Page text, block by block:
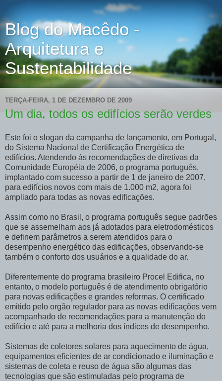
Blog do Macêdo -
Arquitetura e
Sustentabilidade
TERÇA-FEIRA, 1 DE DEZEMBRO DE 2009
Um dia, todos os edifícios serão verdes
Este foi o slogan da campanha de lançamento, em Portugal,
do Sistema Nacional de Certificação Energética de
edifícios. Atendendo às recomendações de diretivas da
Comunidade Européia de 2006, o programa português,
implantado com sucesso a partir de 1 de janeiro de 2007,
para edifícios novos com mais de 1.000 m2, agora foi
ampliado para todas as novas edificações.
Assim como no Brasil, o programa português segue padrões
que se assemelham aos já adotados para eletrodomésticos
e definem parâmetros a serem atendidos para o
desempenho energético das edificações, observando-se
também o conforto dos usuários e a qualidade do ar.
Diferentemente do programa brasileiro Procel Edifica, no
entanto, o modelo português é de atendimento obrigatório
para novas edificações e grandes reformas. O certificado
emitido pelo orgão regulador para as novas edificações vem
acompanhado de recomendações para a manutenção do
edifício e até para a melhoria dos índices de desempenho.
Sistemas de coletores solares para aquecimento de água,
equipamentos eficientes de ar condicionado e iluminação e
sistemas de coleta e reuso de água são algumas das
tecnologias que são estimuladas pelo programa de